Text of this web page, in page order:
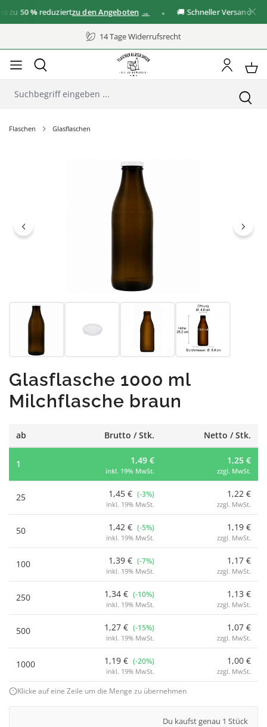
50 % reduziertzu den Angeboten 🚚 Schneller Versand
14 Tage Widerrufsrecht
Flaschen Glasflaschen
Glasflasche 1000 ml
Milchflasche braun
ab Brutto / Stk. Netto / Stk.
1 1,49 €
inkl. 19% MwSt.
1,25 €
zzgl. MwSt.
25 1,45 € (-3%)
inkl. 19% MwSt.
1,22 €
zzgl. MwSt.
50 1,42 € (-5%)
inkl. 19% MwSt.
1,19 €
zzgl. MwSt.
100 1,39 € (-7%)
inkl. 19% MwSt.
1,17 €
zzgl. MwSt.
250 1,34 € (-10%)
inkl. 19% MwSt.
1,13 €
zzgl. MwSt.
500 1,27 € (-15%)
inkl. 19% MwSt.
1,07 €
zzgl. MwSt.
1000 1,19 € (-20%)
inkl. 19% MwSt.
1,00 €
zzgl. MwSt.
Klicke auf eine Zeile um die Menge zu übernehmen
Du kaufst genau 1 Stück